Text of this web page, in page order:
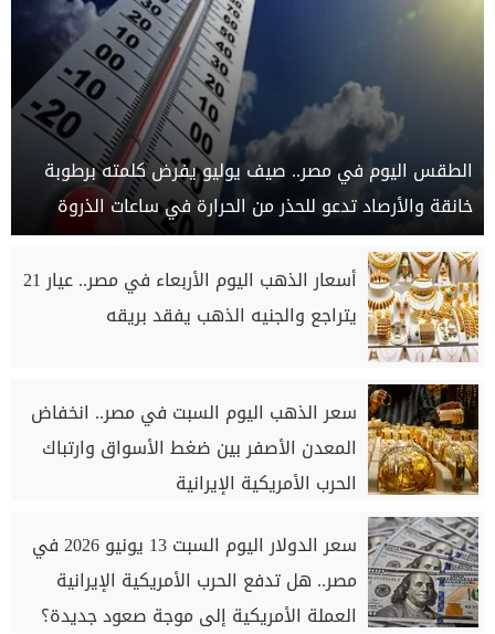
الطقس اليوم في مصر.. صيف يوليو يفرض كلمته برطوبة
خانقة والأرصاد تدعو للحذر من الحرارة في ساعات الذروة
أسعار الذهب اليوم الأربعاء في مصر.. عيار 21
يتراجع والجنيه الذهب يفقد بريقه
سعر الذهب اليوم السبت في مصر.. انخفاض
المعدن الأصفر بين ضغط الأسواق وارتباك
الحرب الأمريكية الإيرانية
سعر الدولار اليوم السبت 13 يونيو 2026 في
مصر.. هل تدفع الحرب الأمريكية الإيرانية
العملة الأمريكية إلى موجة صعود جديدة؟